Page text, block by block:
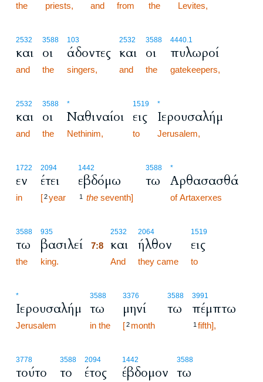
the priests, and from the Levites,
2532
και
and
3588
οι
the
103
άδοντες
singers,
2532
και
and
3588
οι
the
4440.1
πυλωροί
gatekeepers,
2532
και
and
3588
οι
the
*
Ναθιναίοι
Nethinim,
1519
εις
to
*
Ιερουσαλήμ
Jerusalem,
1722
εν
in
2094
έτει
[2year
1442
εβδόμω
1 the seventh]
3588
τω
*
Αρθασασθά
of Artaxerxes
3588
τω
the
935
βασιλεί
king.
2532
7:8 και
And
2064
ήλθον
they came
1519
εις
to
*
Ιερουσαλήμ
Jerusalem
3588
τω
in the
3376
μηνί
[2 month
3588
τω
3991
πέμπτω
1 fifth],
3778
τούτο
3588
το
2094
έτος
1442
έβδομον
3588
τω